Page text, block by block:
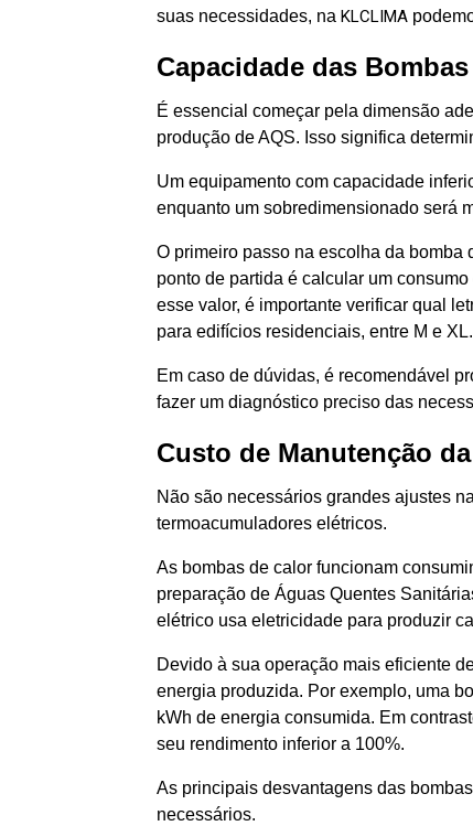
suas necessidades, na KLCLIMA
Capacidade das
É essencial começar pela dimensão
produção de AQS. Isso significa
Um equipamento com capacidade
enquanto um sobredimensionado será
O primeiro passo na escolha da
ponto de partida é calcular um
esse valor, é importante verificar qual
para edifícios residenciais, entre M e XL.
Em caso de dúvidas, é recomendável
fazer um diagnóstico preciso das
Custo de Manutenção
Não são necessários grandes ajustes
termoacumuladores elétricos.
As bombas de calor funcionam
preparação de Águas Quentes
elétrico usa eletricidade para produzir
Devido à sua operação mais eficiente
energia produzida. Por exemplo, uma
kWh de energia consumida. Em
seu rendimento inferior a 100%.
As principais desvantagens das
necessários.